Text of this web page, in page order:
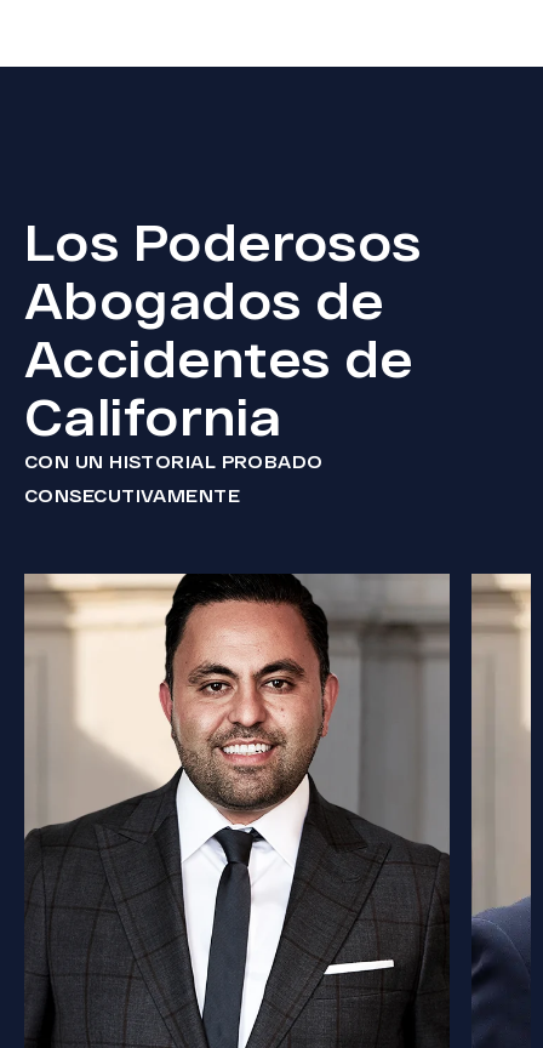
Los Poderosos
Abogados de
Accidentes de
California
CON UN HISTORIAL PROBADO
CONSECUTIVAMENTE